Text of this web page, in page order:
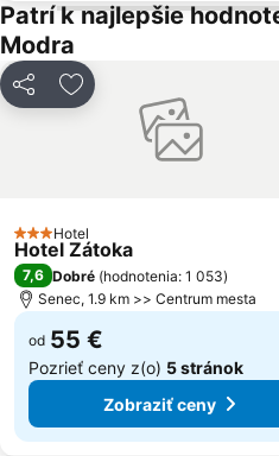
Most SNP
Obchodná
Bratislava osobný prístav
Kostol svätej Alžbety - Modrý kostolík
Patrí k najlepšie
Modra
ZdieľaťPridať do obľúbených
3 Počet hviezdičiek
Hotel
Hotel Zátoka
7,6 Dobré (hodnotenia: 1 053)
Senec, 1.9 km >> Centrum mesta
od 55 €
Pozrieť ceny z(o) 5 stránok
Zobraziť ceny